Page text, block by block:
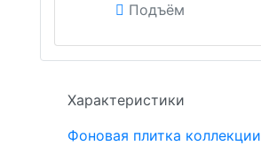
Подъём
Характеристики
Фоновая плитка коллекции